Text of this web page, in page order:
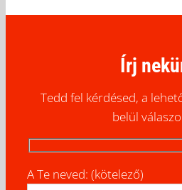
Írj
Tedd fel kérdésed, a
belül
A Te neved: (kötelező)